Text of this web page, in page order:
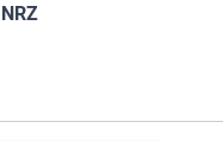
NRZ